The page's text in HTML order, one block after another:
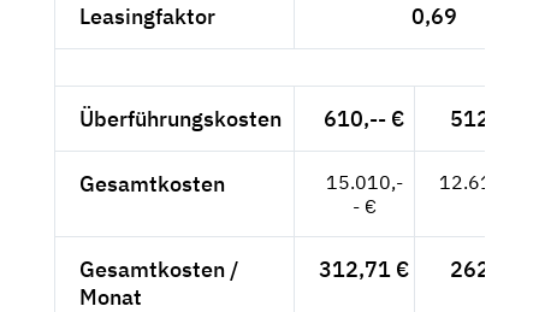
Leasingfaktor 0,69
Überführungskosten 610,-- € 512,61 €
Gesamtkosten
15.010,-
- €
12.613,45
Gesamtkosten /
Monat
312,71 € 262,78 €